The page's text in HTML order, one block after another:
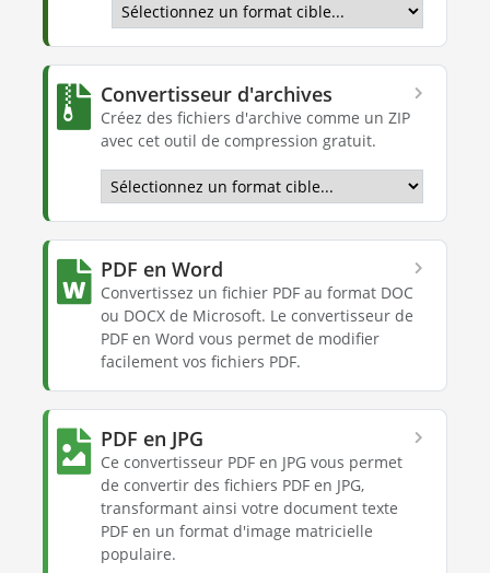
Convertisseur d'archives
Créez des fichiers d'archive comme un ZIP
avec cet outil de compression gratuit.
PDF en Word
Convertissez un fichier PDF au format DOC
ou DOCX de Microsoft. Le convertisseur de
PDF en Word vous permet de modifier
facilement vos fichiers PDF.
PDF en JPG
Ce convertisseur PDF en JPG vous permet
de convertir des fichiers PDF en JPG,
transformant ainsi votre document texte
PDF en un format d'image matricielle
populaire.